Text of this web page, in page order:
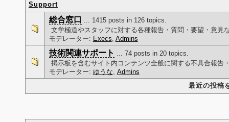
Support
総合窓口 ... 1415 posts in 126 topics.
文学極道やスタッフに対する各種報告・質問・要望・意見
モデレーター: Execs, Admins
技術関連サポート ... 74 posts in 20 topics.
掲示板を含むサイト内コンテンツ全般に関する不具合報告
モデレーター: ゆうな, Admins
最近の投稿